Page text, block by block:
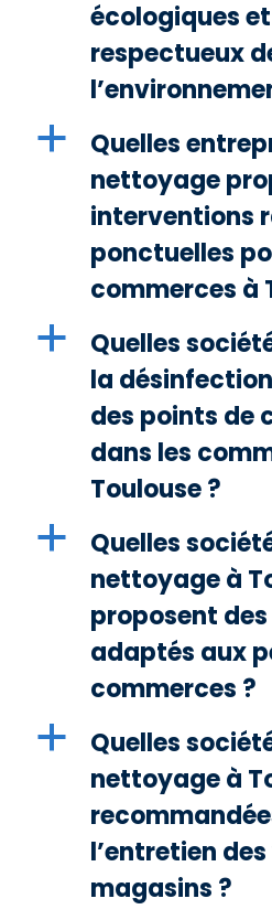
écologiques et
respectueux
a
Quelles
nettoyage
interventions
ponctuelles
commerces à
a
Quelles
la
des points de
dans les
Toulouse ?
a
Quelles
nettoyage à
proposent
adaptés aux
commerces ?
a
Quelles
nettoyage à
l’entretien
magasins ?